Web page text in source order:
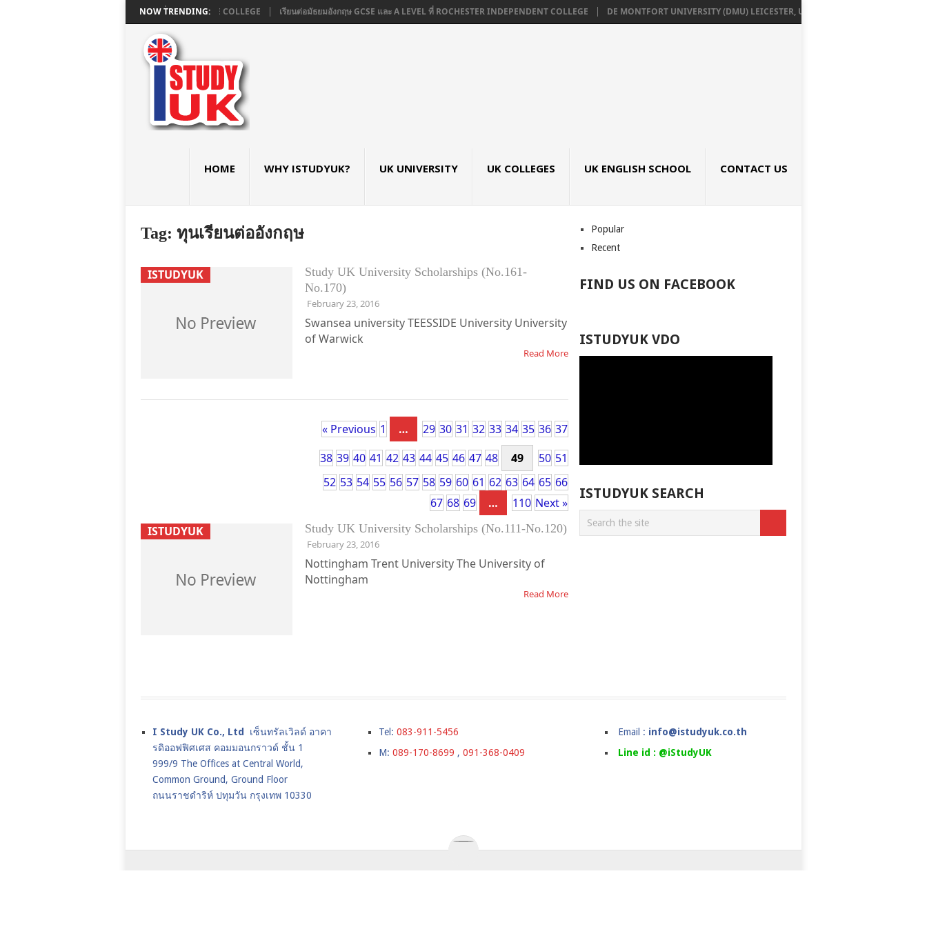
NOW TRENDING:
กฤษ GCSE และ A LEVEL ใน LONDON ที่ ASHBOURNE COLLEGE เรียนต่อมัธยมอังกฤษ GCSE และ A LEVEL ที่ ROCHESTER INDEPENDENT COLLEGE DE MONTFORT UNIVERSITY (DMU) LEICESTER, UK เรียนต่ออังกฤษ SEPTEMBER 2026
HOME WHY ISTUDYUK? UK UNIVERSITY UK COLLEGES UK ENGLISH SCHOOL CONTACT US
Tag: ทุนเรียนต่ออังกฤษ
ISTUDYUK
Study UK University Scholarships (No.161-
No.170)
February 23, 2016
Swansea university TEESSIDE University University
of Warwick
Read More
« Previous 1 … 29 30 31 32 33 34 35 36 37
38 39 40 41 42 43 44 45 46 47 48 49 50 51
52 53 54 55 56 57 58 59 60 61 62 63 64 65 66
67 68 69 … 110 Next »
ISTUDYUK
Study UK University Scholarships (No.111-No.120)
February 23, 2016
Nottingham Trent University The University of
Nottingham
Read More
Popular
Recent
FIND US ON FACEBOOK
ISTUDYUK VDO
ISTUDYUK SEARCH
I Study UK Co., Ltd เซ็นทรัลเวิลด์ อาคา
รดิออฟฟิศเศส คอมมอนกราวด์ ชั้น 1
999/9 The Offices at Central World,
Common Ground, Ground Floor
ถนนราชดำริห์ ปทุมวัน กรุงเทพ 10330
Tel: 083-911-5456
M: 089-170-8699 , 091-368-0409
Email : info@istudyuk.co.th
Line id : @iStudyUK